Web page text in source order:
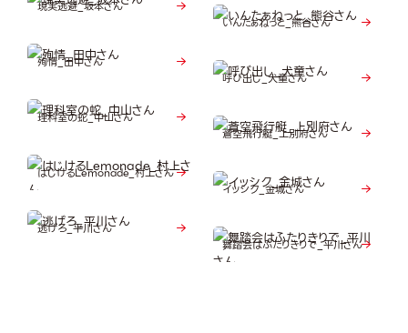
現実逃避_坂本さん
いんたぁねっと_熊谷さん
殉情_田中さん
呼び出し_犬童さん
理科室の蛇_中山さん
蒼空飛行艇_上別府さん
はじけるLemonade_村上さん
イッシク_金城さん
逃げろ_平川さん
舞踏会はふたりきりで_平川さん